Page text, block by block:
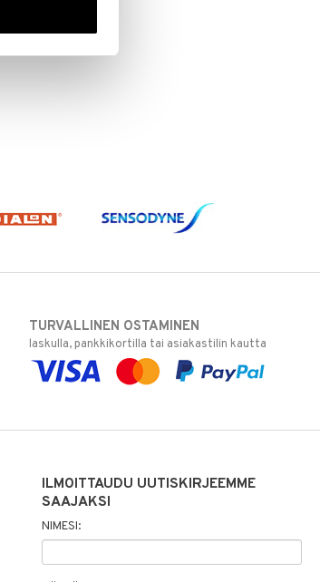
TURVALLINEN OSTAMINEN
laskulla, pankkikortilla tai asiakastilin kautta
ILMOITTAUDU UUTISKIRJEEMME
SAAJAKSI
NIMESI: